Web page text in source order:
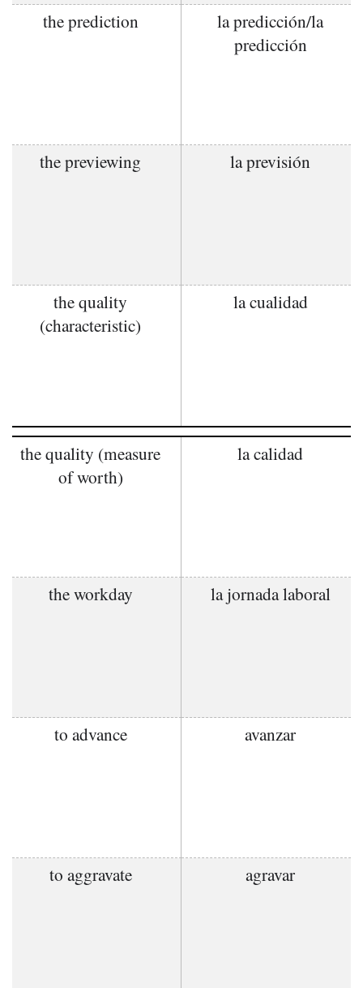
the prediction
la predicción/la
predicción
the previewing la previsión
the quality
(characteristic)
la cualidad
the quality (measure
of worth)
la calidad
the workday la jornada laboral
to advance avanzar
to aggravate agravar